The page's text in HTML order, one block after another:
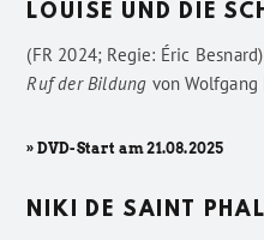
LOUISE UND DIE
(FR 2024; Regie: Éric Besnard)
Ruf der Bildung von
» DVD-Start am 21.08.2025
NIKI DE SAINT